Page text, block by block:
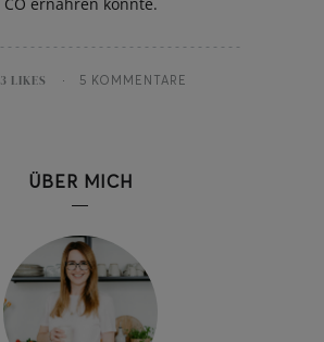
3 LIKES 5 KOMMENTARE
ÜBER MICH